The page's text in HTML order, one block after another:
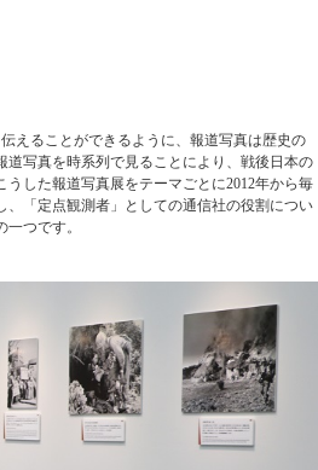
えることができるように、報道写真は歴史の
道写真を時系列で見ることにより、戦後日本の
した報道写真展をテーマごとに2012年から毎
、「定点観測者」としての通信社の役割につい
つです。